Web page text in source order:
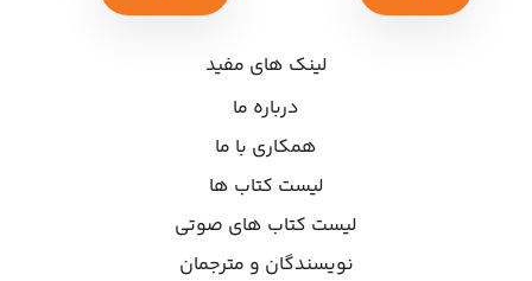
لینک های مفید
درباره ما
همکاری با ما
لیست کتاب ها
لیست کتاب های صوتی
نویسندگان و مترجمان